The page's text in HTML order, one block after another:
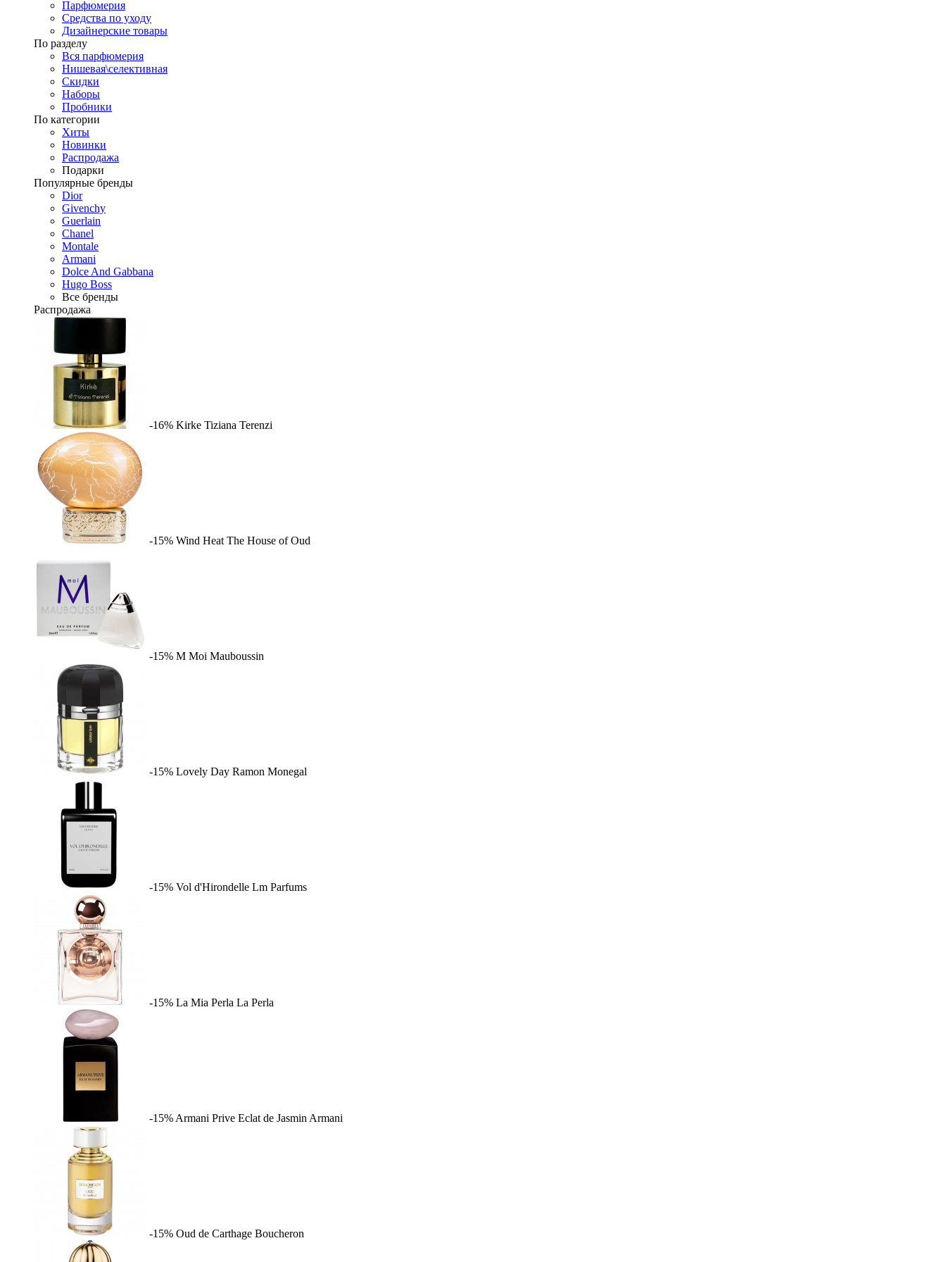
Парфюмерия
Средства по уходу
Дизайнерские товары
По разделу
Вся парфюмерия
Нишевая\селективная
Скидки
Наборы
Пробники
По категории
Хиты
Новинки
Распродажа
Подарки
Популярные бренды
Dior
Givenchy
Guerlain
Chanel
Montale
Armani
Dolce And Gabbana
Hugo Boss
Все бренды
Распродажа
-16% Kirke Tiziana Terenzi
-15% Wind Heat The House of Oud
-15% M Moi Mauboussin
-15% Lovely Day Ramon Monegal
-15% Vol d'Hirondelle Lm Parfums
-15% La Mia Perla La Perla
-15% Armani Prive Eclat de Jasmin Armani
-15% Oud de Carthage Boucheron